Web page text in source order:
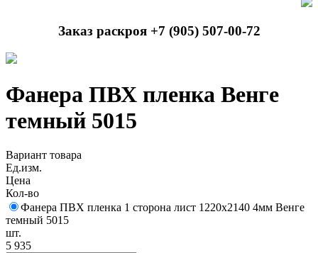
Заказ раскроя +7 (905) 507-00-72
Фанера ПВХ пленка Венге
темный 5015
Вариант товара
Ед.изм.
Цена
Кол-во
Фанера ПВХ пленка 1 сторона лист 1220х2140 4мм Венге
темный 5015
шт.
5 935